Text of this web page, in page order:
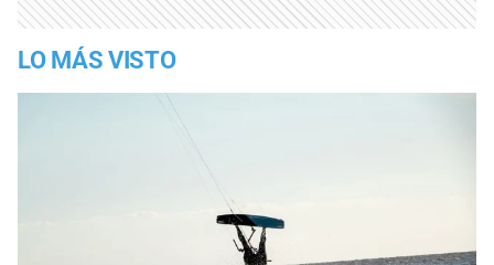
LO MÁS VISTO